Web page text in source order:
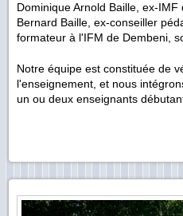
Dominique Arnold Baille, ex-
Bernard Baille, ex-conseiller
formateur à l'IFM de Dembeni,
Notre équipe est constituée de
l'enseignement, et nous
un ou deux enseignants